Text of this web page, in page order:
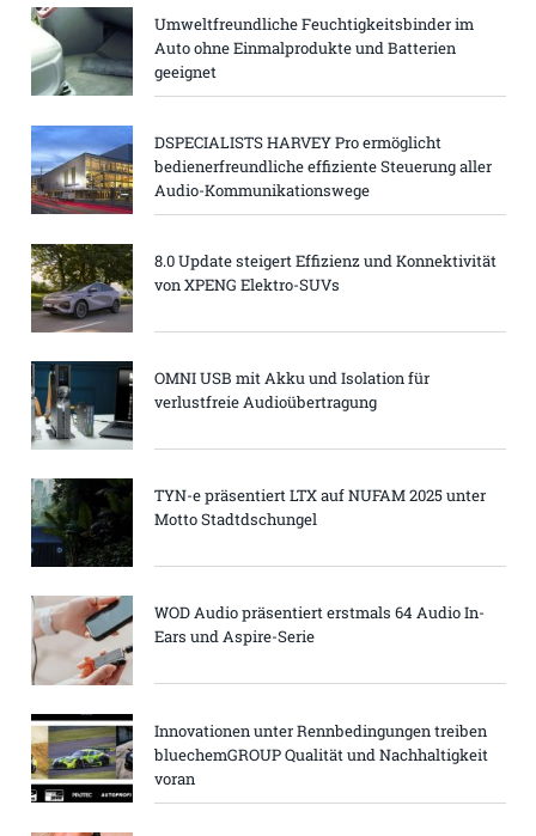
Umweltfreundliche Feuchtigkeitsbinder im
Auto ohne Einmalprodukte und Batterien
geeignet
DSPECIALISTS HARVEY Pro ermöglicht
bedienerfreundliche effiziente Steuerung aller
Audio-Kommunikationswege
8.0 Update steigert Effizienz und Konnektivität
von XPENG Elektro-SUVs
OMNI USB mit Akku und Isolation für
verlustfreie Audioübertragung
TYN-e präsentiert LTX auf NUFAM 2025 unter
Motto Stadtdschungel
WOD Audio präsentiert erstmals 64 Audio In-
Ears und Aspire-Serie
Innovationen unter Rennbedingungen treiben
bluechemGROUP Qualität und Nachhaltigkeit
voran